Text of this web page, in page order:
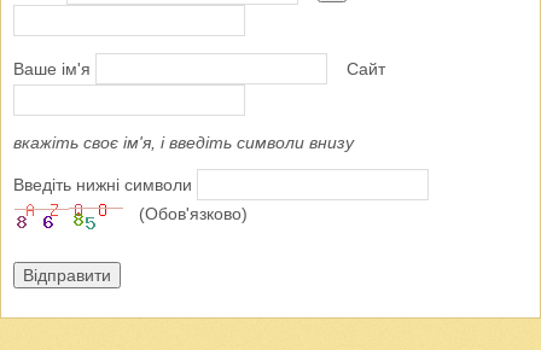
Ваше ім'я Сайт
вкажіть своє ім'я, і введіть символи внизу
Введіть нижні символи
(Обов'язково)
Відправити